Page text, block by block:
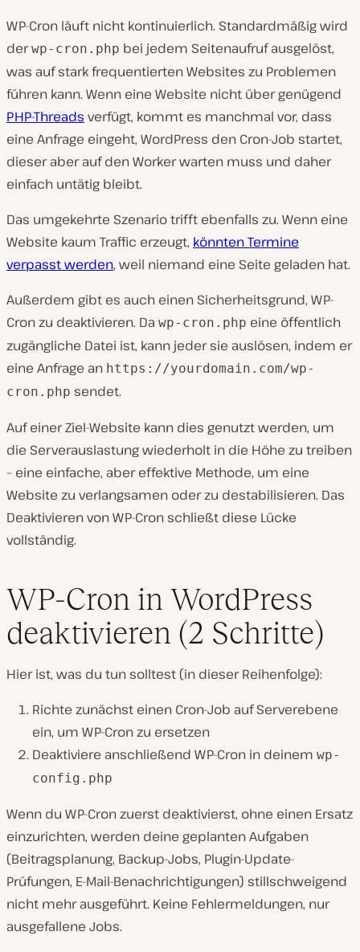
WP-Cron läuft nicht kontinuierlich. Standardmäßig wird
derwp-cron.php bei jedem Seitenaufruf ausgelöst,
was auf stark frequentierten Websites zu Problemen
führen kann. Wenn eine Website nicht über genügend
PHP-Threads verfügt, kommt es manchmal vor, dass
eine Anfrage eingeht, WordPress den Cron-Job startet,
dieser aber auf den Worker warten muss und daher
einfach untätig bleibt.
Das umgekehrte Szenario trifft ebenfalls zu. Wenn eine
Website kaum Traffic erzeugt, könnten Termine
verpasst werden, weil niemand eine Seite geladen hat.
Außerdem gibt es auch einen Sicherheitsgrund, WP-
Cron zu deaktivieren. Da wp-cron.php eine öffentlich
zugängliche Datei ist, kann jeder sie auslösen, indem er
eine Anfrage an https://yourdomain.com/wp-
cron.php sendet.
Auf einer Ziel-Website kann dies genutzt werden, um
die Serverauslastung wiederholt in die Höhe zu treiben
– eine einfache, aber effektive Methode, um eine
Website zu verlangsamen oder zu destabilisieren. Das
Deaktivieren von WP-Cron schließt diese Lücke
vollständig.
WP-Cron in WordPress
deaktivieren (2 Schritte)
Hier ist, was du tun solltest (in dieser Reihenfolge):
Richte zunächst einen Cron-Job auf Serverebene
ein, um WP-Cron zu ersetzen
Deaktiviere anschließend WP-Cron in deinem wp-
config.php
Wenn du WP-Cron zuerst deaktivierst, ohne einen Ersatz
einzurichten, werden deine geplanten Aufgaben
(Beitragsplanung, Backup-Jobs, Plugin-Update-
Prüfungen, E-Mail-Benachrichtigungen) stillschweigend
nicht mehr ausgeführt. Keine Fehlermeldungen, nur
ausgefallene Jobs.